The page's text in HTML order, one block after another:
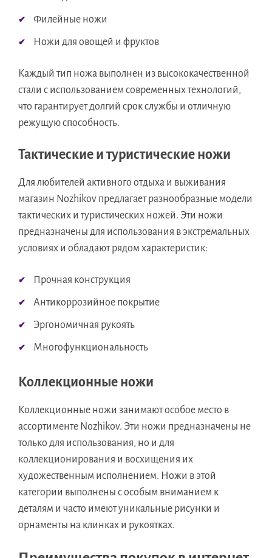
Филейные ножи
Ножи для овощей и фруктов
Каждый тип ножа выполнен из высококачественной
стали с использованием современных технологий,
что гарантирует долгий срок службы и отличную
режущую способность.
Тактические и туристические ножи
Для любителей активного отдыха и выживания
магазин Nozhikov предлагает разнообразные модели
тактических и туристических ножей. Эти ножи
предназначены для использования в экстремальных
условиях и обладают рядом характеристик:
Прочная конструкция
Антикоррозийное покрытие
Эргономичная рукоять
Многофункциональность
Коллекционные ножи
Коллекционные ножи занимают особое место в
ассортименте Nozhikov. Эти ножи предназначены не
только для использования, но и для
коллекционирования и восхищения их
художественным исполнением. Ножи в этой
категории выполнены с особым вниманием к
деталям и часто имеют уникальные рисунки и
орнаменты на клинках и рукоятках.